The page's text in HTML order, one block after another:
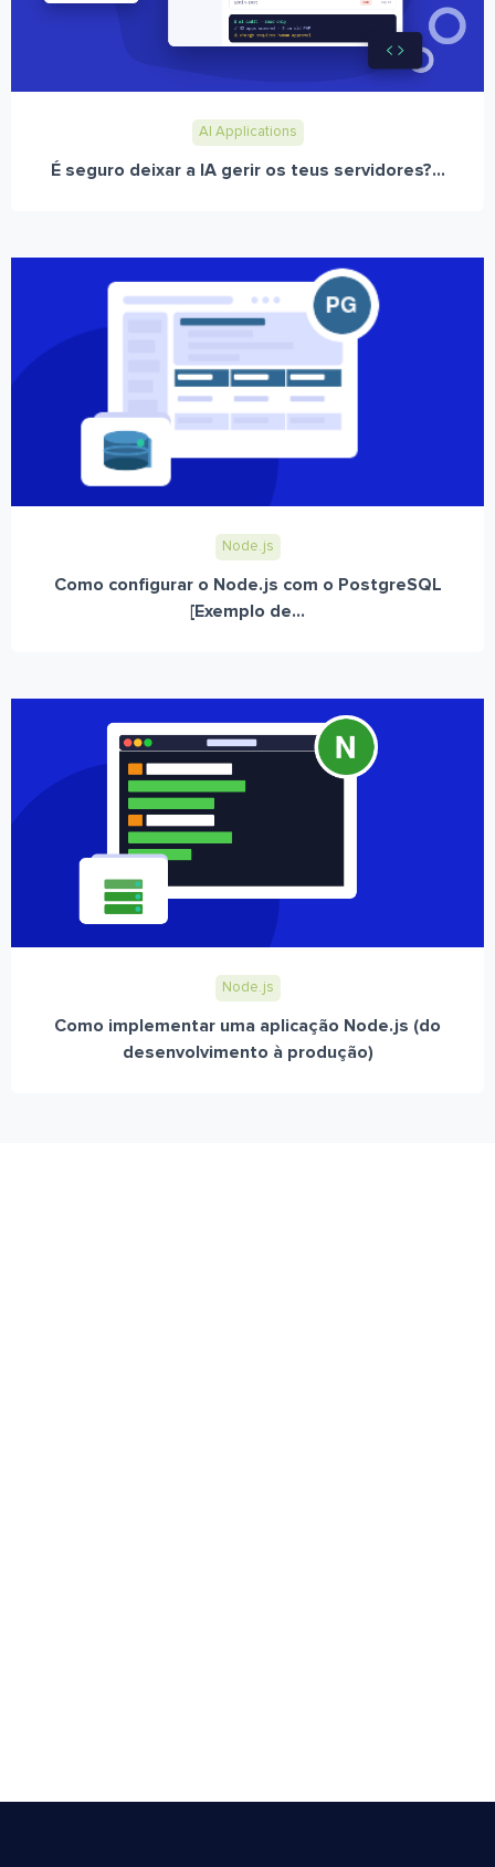
AI Applications
É seguro deixar a IA gerir os teus servidores?...
Node.js
Como configurar o Node.js com o PostgreSQL
[Exemplo de...
Node.js
Como implementar uma aplicação Node.js (do
desenvolvimento à produção)